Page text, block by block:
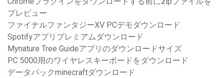
プレビュー
ファイナルファンタジーXV PCデモダウンロード
Spotifyアプリプレミアムダウンロード
Mynature Tree Guideアプリのダウンロードサイズ
PC 5000用のワイヤレスキーボードをダウンロード
データパックminecraftダウンロード